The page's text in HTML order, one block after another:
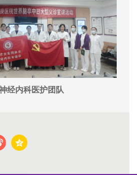
经内科医护团队